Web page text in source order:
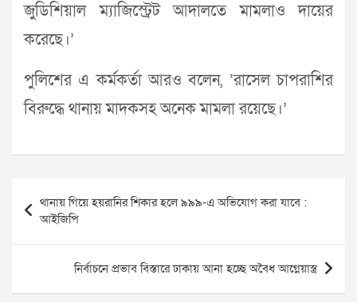
জুডিশিয়াল ম্যাজিস্ট্রেট আদালতে মামলাও দায়ের
করেছে।’
পুলিশের এ কর্মকর্তা আরও বলেন, ‘রাসেল চাপরাশির
বিরুদ্ধে থানায় মাদকসহ অনেক মামলা রয়েছে।’
navigation
থানায় গিয়ে হয়রানির শিকার হলে ৯৯৯-এ অভিযোগ করা যাবে :
আইজিপি
নির্বাচনে প্রভাব বিস্তারে ঢাকায় আনা হচ্ছে অবৈধ আগ্নেয়াস্ত্র